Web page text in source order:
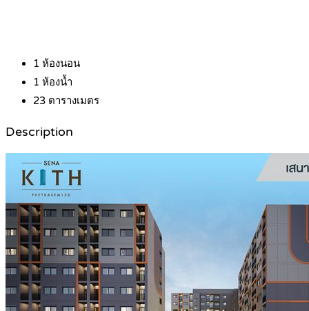
1 ห้องนอน
1 ห้องน้ำ
23 ตารางเมตร
Description